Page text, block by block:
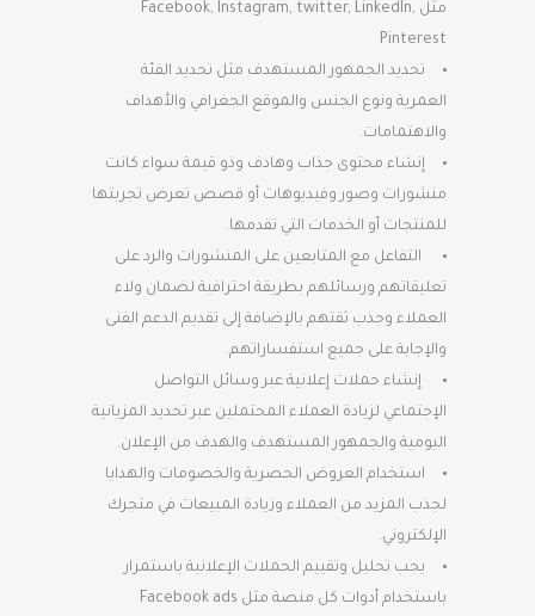
مثل Facebook, Instagram, twitter, LinkedIn,
Pinterest
تحديد الجمهور المستهدف مثل تحديد الفئة
العمرية ونوع الجنس والموقع الجغرافي والأهداف
والاهتمامات.
إنشاء محتوى جذاب وهادف وذو قيمة سواء كانت
منشورات وصور وفيديوهات أو قصص تعرض تجربتها
للمنتجات أو الخدمات التي تقدمها.
التفاعل مع المتابعين على المنشورات والرد على
تعليقاتهم ورسائلهم بطريقة احترافية لضمان ولاء
العملاء وجذب ثقتهم بالإضافة إلى تقديم الدعم الفنى
والإجابة على جميع استفساراتهم.
إنشاء حملات إعلانية عبر وسائل التواصل
الإجتماعي لزيادة العملاء المحتملين عبر تحديد المزيانية
اليومية والجمهور المستهدف والهدف من الإعلان.
استخدام العروض الحصرية والخصومات والهدايا
لجذب المزيد من العملاء وزيادة المبيعات في متجرك
الإلكتروني.
يجب تحليل وتقييم الحملات الإعلانية باستمرار
باستخدام أدوات كل منصة مثل Facebook ads